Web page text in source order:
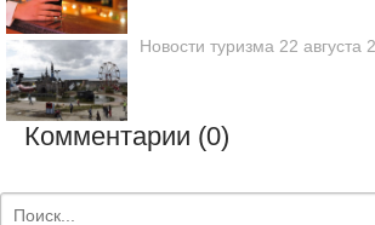
Новости туризма 22 августа
Комментарии (0)